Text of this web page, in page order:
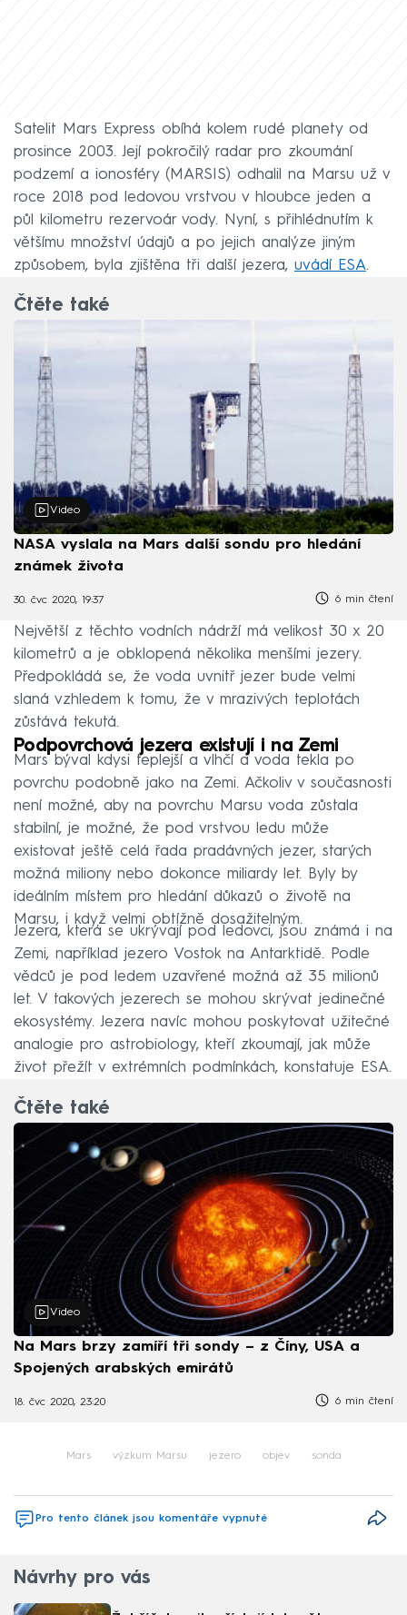
Satelit Mars Express obíhá kolem rudé planety od
prosince 2003. Její pokročilý radar pro zkoumání
podzemí a ionosféry (MARSIS) odhalil na Marsu už v
roce 2018 pod ledovou vrstvou v hloubce jeden a
půl kilometru rezervoár vody. Nyní, s přihlédnutím k
většímu množství údajů a po jejich analýze jiným
způsobem, byla zjištěna tři další jezera, uvádí ESA.
Čtěte také
Video
NASA vyslala na Mars další sondu pro hledání
známek života
30. čvc 2020, 19:37 6 min čtení
Největší z těchto vodních nádrží má velikost 30 x 20
kilometrů a je obklopená několika menšími jezery.
Předpokládá se, že voda uvnitř jezer bude velmi
slaná vzhledem k tomu, že v mrazivých teplotách
zůstává tekutá.
Podpovrchová jezera existují i na Zemi
Mars býval kdysi teplejší a vlhčí a voda tekla po
povrchu podobně jako na Zemi. Ačkoliv v současnosti
není možné, aby na povrchu Marsu voda zůstala
stabilní, je možné, že pod vrstvou ledu může
existovat ještě celá řada pradávných jezer, starých
možná miliony nebo dokonce miliardy let. Byly by
ideálním místem pro hledání důkazů o životě na
Marsu, i když velmi obtížně dosažitelným.
Jezera, která se ukrývají pod ledovci, jsou známá i na
Zemi, například jezero Vostok na Antarktidě. Podle
vědců je pod ledem uzavřené možná až 35 milionů
let. V takových jezerech se mohou skrývat jedinečné
ekosystémy. Jezera navíc mohou poskytovat užitečné
analogie pro astrobiology, kteří zkoumají, jak může
život přežít v extrémních podmínkách, konstatuje ESA.
Čtěte také
Video
Na Mars brzy zamíří tři sondy – z Číny, USA a
Spojených arabských emirátů
18. čvc 2020, 23:20 6 min čtení
Mars výzkum Marsu jezero objev sonda
Pro tento článek jsou komentáře vypnuté
Návrhy pro vás